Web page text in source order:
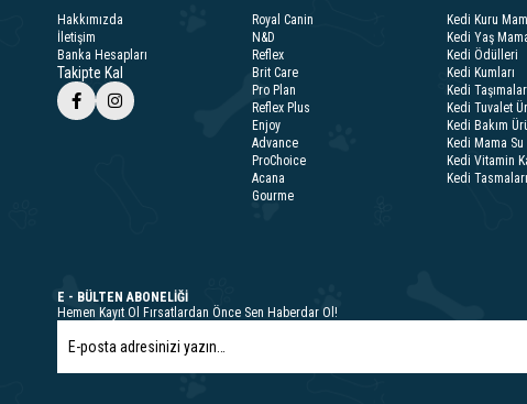
Hakkımızda
İletişim
Banka Hesapları
Takipte Kal
Royal Canin
N&D
Reflex
Brit Care
Pro Plan
Reflex Plus
Enjoy
Advance
ProChoice
Acana
Gourme
Kedi Kuru
Kedi Yaş
Kedi Ödülleri
Kedi Kumları
Kedi
Kedi Tuvalet
Kedi Bakım
Kedi Mama Su
Kedi Vitamin
Kedi Tasmaları
E - BÜLTEN ABONELİĞİ
Hemen Kayıt Ol Fırsatlardan Önce Sen Haberdar Ol!